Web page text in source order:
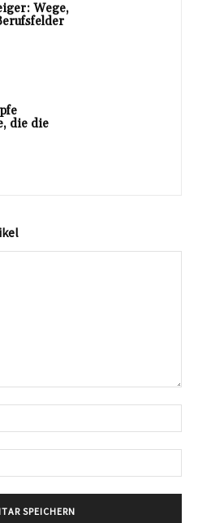
Wege,
die die